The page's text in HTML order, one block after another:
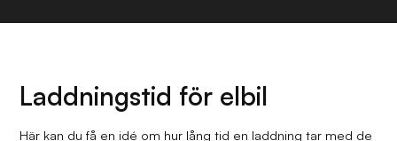
Laddningstid för elbil
Här kan du få en idé om hur lång tid en laddning tar med de